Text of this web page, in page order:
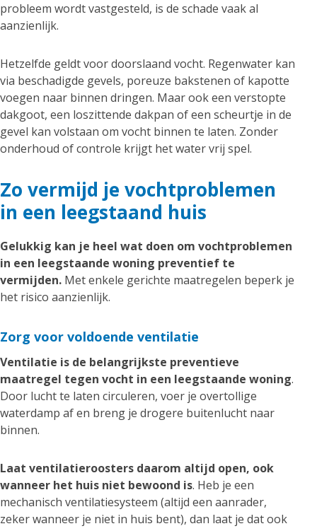
probleem wordt vastgesteld, is de schade vaak al
aanzienlijk.
Hetzelfde geldt voor doorslaand vocht. Regenwater kan
via beschadigde gevels, poreuze bakstenen of kapotte
voegen naar binnen dringen. Maar ook een verstopte
dakgoot, een loszittende dakpan of een scheurtje in de
gevel kan volstaan om vocht binnen te laten. Zonder
onderhoud of controle krijgt het water vrij spel.
Zo vermijd je vochtproblemen
in een leegstaand huis
Gelukkig kan je heel wat doen om vochtproblemen
in een leegstaande woning preventief te
vermijden. Met enkele gerichte maatregelen beperk je
het risico aanzienlijk.
Zorg voor voldoende ventilatie
Ventilatie is de belangrijkste preventieve
maatregel tegen vocht in een leegstaande woning.
Door lucht te laten circuleren, voer je overtollige
waterdamp af en breng je drogere buitenlucht naar
binnen.
Laat ventilatieroosters daarom altijd open, ook
wanneer het huis niet bewoond is. Heb je een
mechanisch ventilatiesysteem (altijd een aanrader,
zeker wanneer je niet in huis bent), dan laat je dat ook